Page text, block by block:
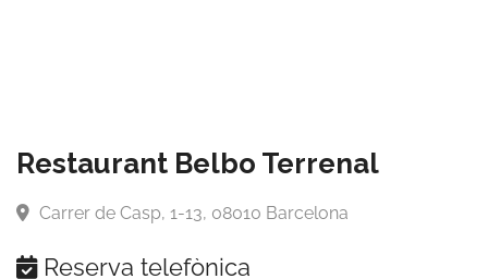
Restaurant Belbo Terrenal
Carrer de Casp, 1-13, 08010 Barcelona